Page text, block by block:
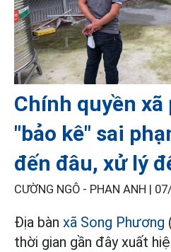
Chính quyền xã
"bảo kê" sai
đến đâu, xử lý
CƯỜNG NGÔ - PHAN ANH |
Địa bàn xã Song Phương
thời gian gần đây xuất